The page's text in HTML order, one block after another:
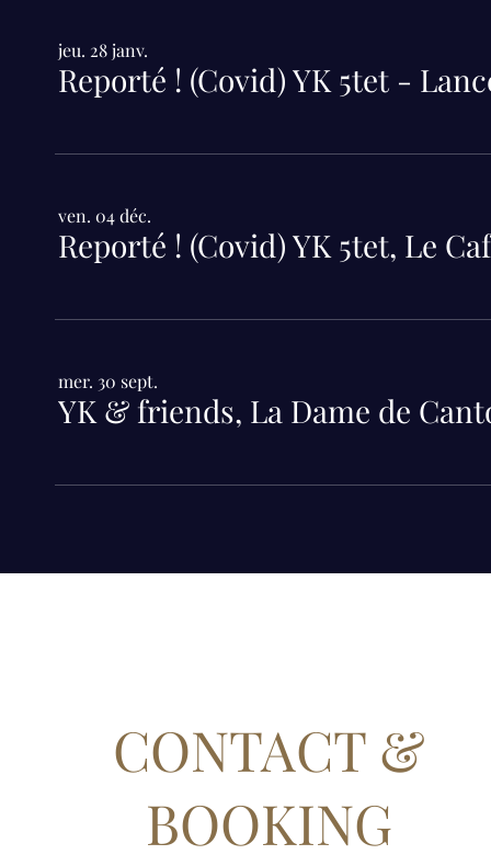
jeu. 28 janv.
ven. 04 déc.
mer. 30 sept.
YK & friends, La Dame de
CONTACT &
BOOKING